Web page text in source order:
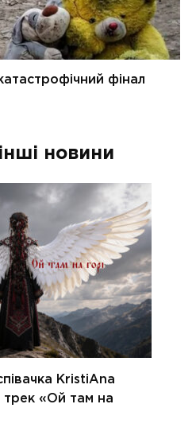
новини
KristiAna
трек «Ой там на